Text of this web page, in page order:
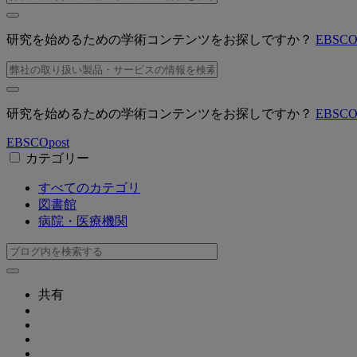
研究を始めるための学術コンテンツをお探しですか？
研究を始めるための学術コンテンツをお探しですか？
EBSCOpost
カテゴリー
すべてのカテゴリ
図書館
病院・医療機関
共有